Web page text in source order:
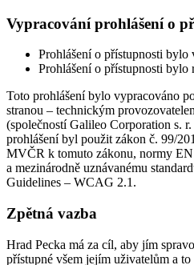
Vypracování prohlášení o
Prohlášení o přístupnosti
Prohlášení o přístupnosti bylo
Toto prohlášení bylo vypracováno
stranou – technickým
(společností Galileo Corporation s.
prohlášení byl použit zákon č. 99/
MVČR k tomuto zákonu, normy
a mezinárodně uznávanému
Guidelines – WCAG 2.1.
Zpětná vazba
Hrad Pecka má za cíl, aby jím
přístupné všem jejím uživatelům a